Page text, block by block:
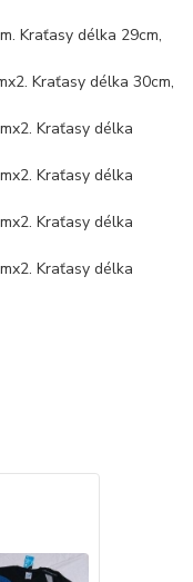
Kraťasy délka 29cm,
Kraťasy délka 30cm,
Kraťasy délka
Kraťasy délka
Kraťasy délka
Kraťasy délka